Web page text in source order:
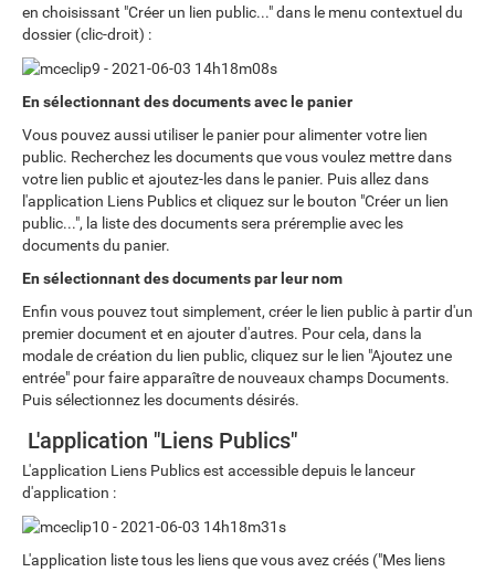
en choisissant "Créer un lien public..." dans le menu contextuel du
dossier (clic-droit) :
En sélectionnant des documents avec le panier
Vous pouvez aussi utiliser le panier pour alimenter votre lien
public. Recherchez les documents que vous voulez mettre dans
votre lien public et ajoutez-les dans le panier. Puis allez dans
l'application Liens Publics et cliquez sur le bouton "Créer un lien
public...", la liste des documents sera préremplie avec les
documents du panier.
En sélectionnant des documents par leur nom
Enfin vous pouvez tout simplement, créer le lien public à partir d'un
premier document et en ajouter d'autres. Pour cela, dans la
modale de création du lien public, cliquez sur le lien "Ajoutez une
entrée" pour faire apparaître de nouveaux champs Documents.
Puis sélectionnez les documents désirés.
L'application "Liens Publics"
L'application Liens Publics est accessible depuis le lanceur
d'application :
L'application liste tous les liens que vous avez créés ("Mes liens